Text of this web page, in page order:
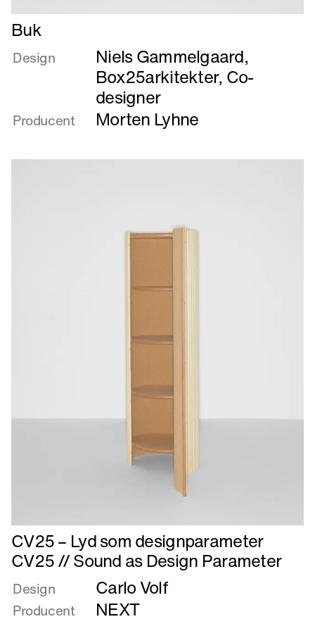
Læs
mere
om
Buk
Design Niels Gammelgaard,
Box25arkitekter, Co-
designer
Producent Morten Lyhne
Læs
mere
om
CV25
Lyd
CV25 – Lyd som designparameter
CV25 // Sound as Design Parameter
Design Carlo Volf
Producent NEXT